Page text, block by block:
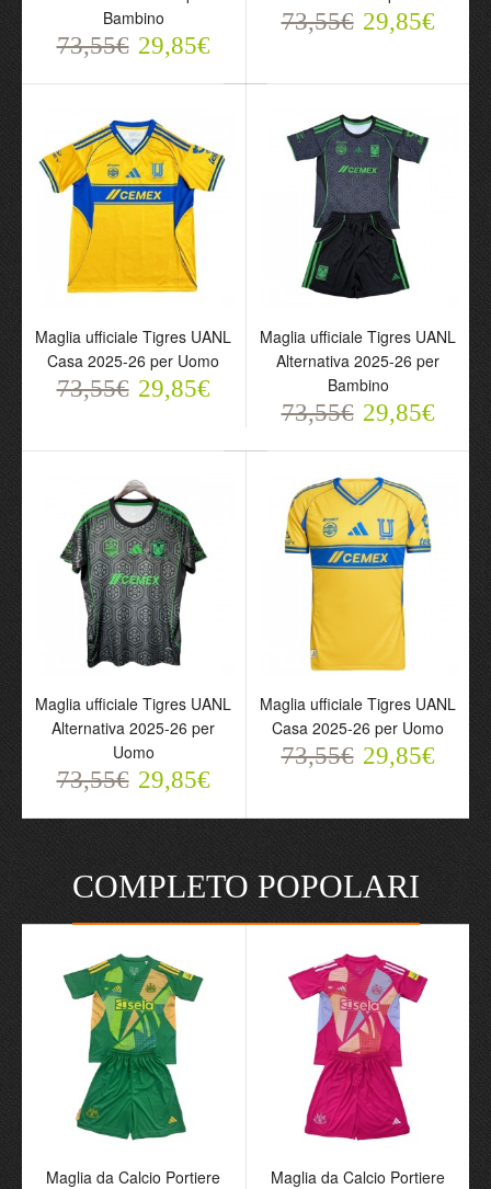
Bambino
73,55€ 29,85€
73,55€ 29,85€
Maglia ufficiale Tigres UANL
Casa 2025-26 per Uomo
73,55€ 29,85€
Maglia ufficiale Tigres UANL
Alternativa 2025-26 per
Bambino
73,55€ 29,85€
Maglia ufficiale Tigres UANL
Alternativa 2025-26 per
Uomo
73,55€ 29,85€
Maglia ufficiale Tigres UANL
Casa 2025-26 per Uomo
73,55€ 29,85€
COMPLETO POPOLARI
Maglia da Calcio Portiere
Maglia da Calcio Portiere